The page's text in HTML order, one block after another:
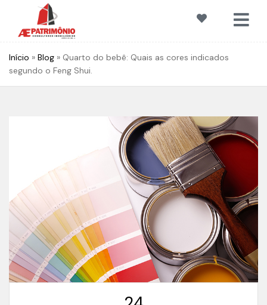
Início » Blog » Quarto do bebê: Quais as cores indicados
segundo o Feng Shui.